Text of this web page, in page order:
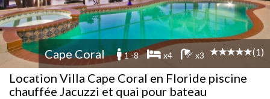
Cape Coral 1 -8 x4 x3 (1)
Location Villa Cape Coral en Floride piscine
chauffée Jacuzzi et quai pour bateau